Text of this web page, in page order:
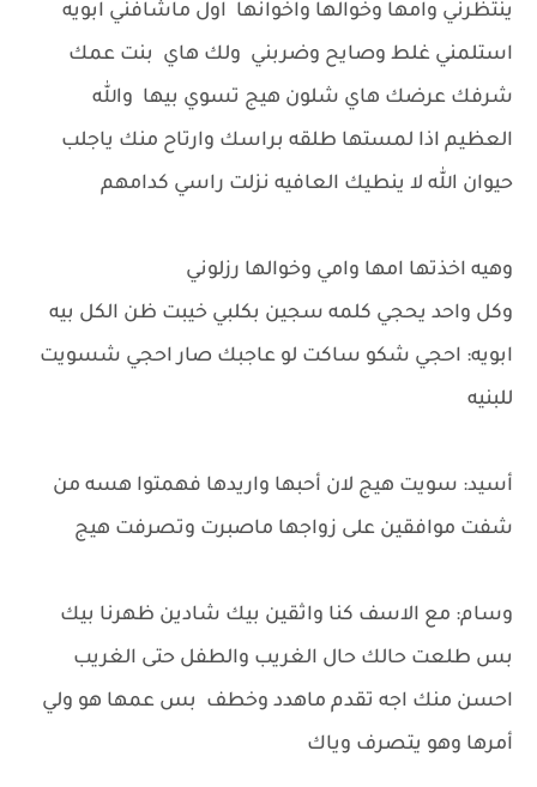
ينتظرني وامها وخوالها واخوانها اول ماشافني ابويه
استلمني غلط وصايح وضربني ولك هاي بنت عمك
شرفك عرضك هاي شلون هيج تسوي بيها والله
العظيم اذا لمستها طلقه براسك وارتاح منك ياجلب
حيوان الله لا ينطيك العافيه نزلت راسي كدامهم
وهيه اخذتها امها وامي وخوالها رزلوني
وكل واحد يحجي كلمه سجين بكلبي خيبت ظن الكل بيه
ابويه: احجي شكو ساكت لو عاجبك صار احجي شسويت
للبنيه
أسيد: سويت هيج لان أحبها واريدها فهمتوا هسه من
شفت موافقين على زواجها ماصبرت وتصرفت هيج
وسام: مع الاسف كنا واثقين بيك شادين ظهرنا بيك
بس طلعت حالك حال الغريب والطفل حتى الغريب
احسن منك اجه تقدم ماهدد وخطف بس عمها هو ولي
أمرها وهو يتصرف وياك